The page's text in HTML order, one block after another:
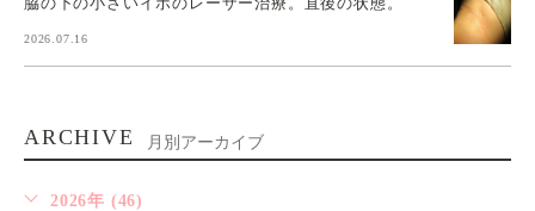
2026.07.16
ARCHIVE 月別アーカイブ
2026年 (46)